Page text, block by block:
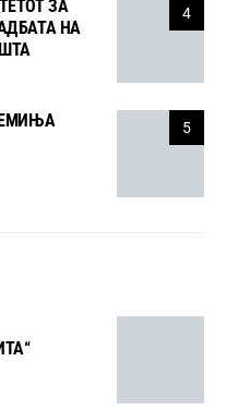
4
ЗА
НА
5